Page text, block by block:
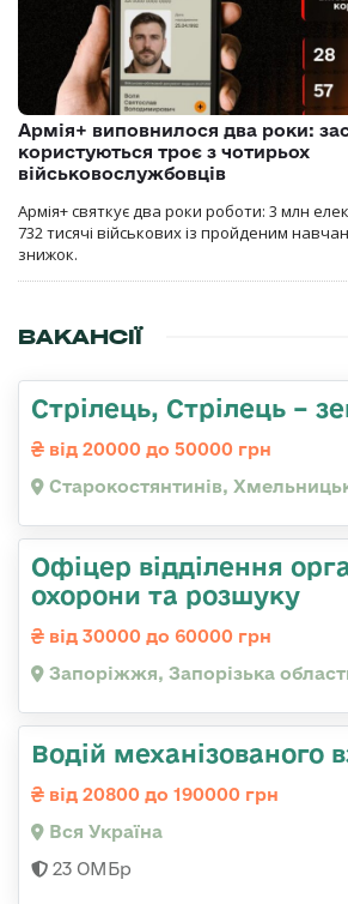
Армія+ виповнилося два роки:
користуються троє з чотирьох
військовослужбовців
Армія+ святкує два роки роботи: 3 млн
732 тисячі військових із пройденим
знижок.
ВАКАНСІЇ
Стрілець, Стрілець –
від 20000 до 50000 грн
Старокостянтинів,
Офіцер відділення
охорони та розшуку
від 30000 до 60000 грн
Запоріжжя, Запорізька
Водій механізованого
від 20800 до 190000 грн
Вся Україна
23 ОМБр